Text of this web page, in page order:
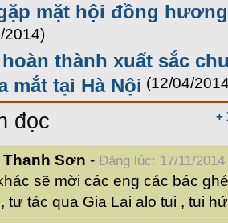
mặt hội đồng
2014)
hoàn thành xuất sắc
mắt tại Hà Nội (12/04/
+
đọc
Sơn - Đăng lúc: 17/11/2014
sẽ mời các eng các bác
tư tác qua Gia Lai alo tui , tui